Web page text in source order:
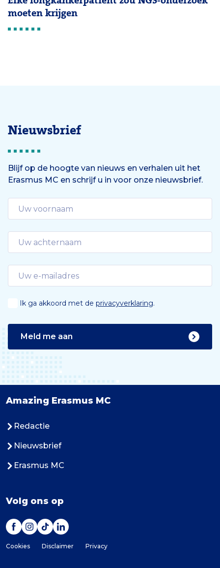
moeten krijgen
Nieuwsbrief
Blijf op de hoogte van nieuws en verhalen uit het
Erasmus MC en schrijf u in voor onze nieuwsbrief.
Ik ga akkoord met de privacyverklaring.
Meld me aan
Amazing Erasmus MC
Redactie
Nieuwsbrief
Erasmus MC
Volg ons op
Cookies Disclaimer Privacy